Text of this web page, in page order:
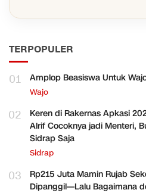
TERPOPULER
01 Amplop Beasiswa Untuk
Wajo
02
Keren di Rakernas Apkasi
Alrif Cocoknya jadi Menteri,
Sidrap Saja
Sidrap
03
Rp215 Juta Mamin Rujab
Dipanggil—Lalu Bagaimana